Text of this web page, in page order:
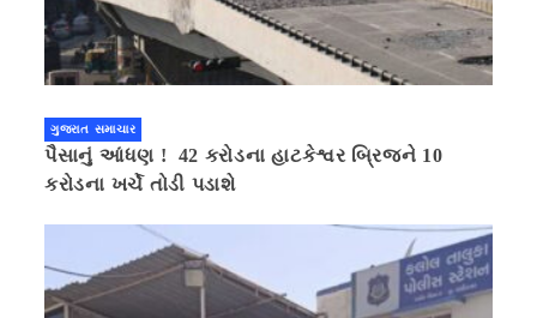
ગુજરાત સમાચાર
પૈસાનું આંધણ ! 42 કરોડના હાટકેશ્વર બ્રિજને 10
કરોડના ખર્ચે તોડી પડાશે